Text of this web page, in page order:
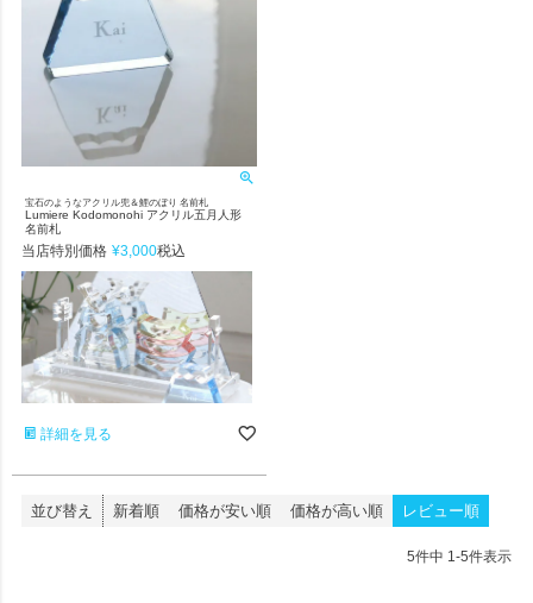
宝石のようなアクリル兜＆鯉のぼり 名前札
Lumiere Kodomonohi アクリル五月人形
名前札
当店特別価格 ¥3,000税込
詳細を見る
並び替え 新着順 価格が安い順 価格が高い順 レビュー順
5件中 1-5件表示